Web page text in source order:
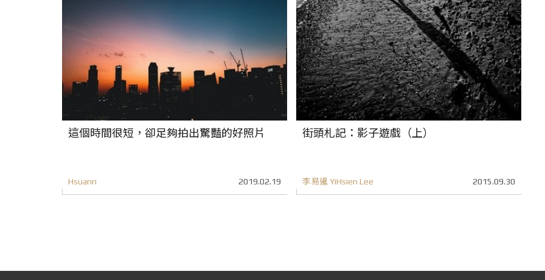
這個時間很短，卻足夠拍出驚豔的好照片
Hsuann 2019.02.19
街頭札記：影子遊戲（上）
李易暹 YiHsien Lee 2015.09.30